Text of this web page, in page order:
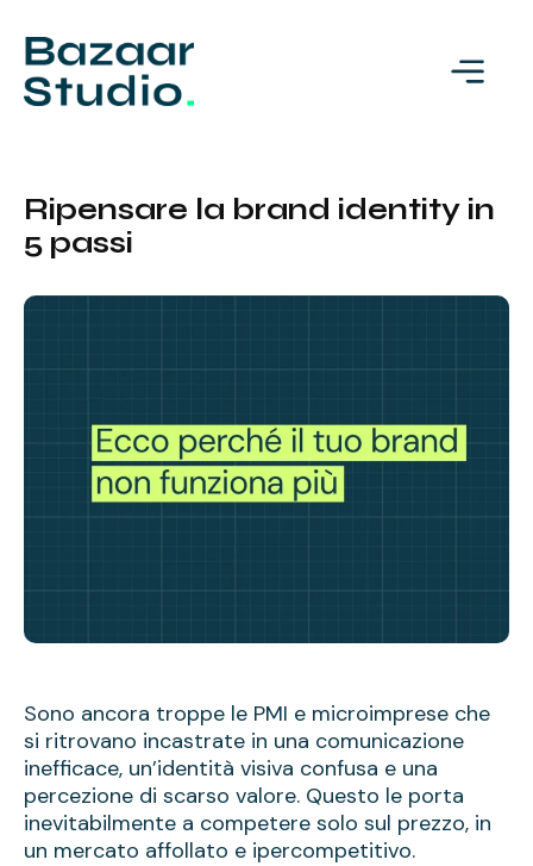
Ripensare la brand identity in
5 passi
Sono ancora troppe le PMI e microimprese che
si ritrovano incastrate in una comunicazione
inefficace, un’identità visiva confusa e una
percezione di scarso valore. Questo le porta
inevitabilmente a competere solo sul prezzo, in
un mercato affollato e ipercompetitivo.